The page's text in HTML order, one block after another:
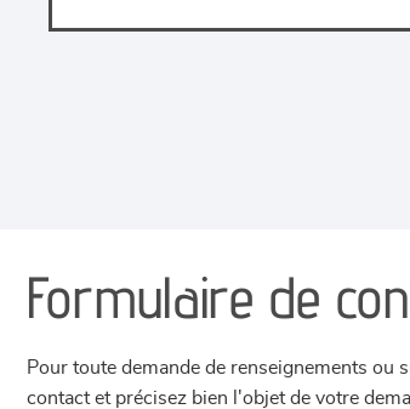
Formulaire de
Pour toute demande de renseignements
contact et précisez bien l'objet de votre